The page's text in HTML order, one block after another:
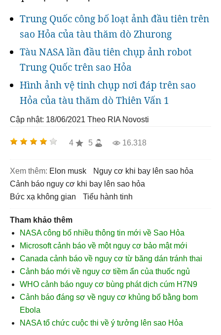
Trung Quốc công bố loạt ảnh đầu tiên trên
sao Hỏa của tàu thăm dò Zhurong
Tàu NASA lần đầu tiên chụp ảnh robot
Trung Quốc trên sao Hỏa
Hình ảnh vệ tinh chụp nơi đáp trên sao
Hỏa của tàu thăm dò Thiên Vấn 1
Cập nhật: 18/06/2021 Theo RIA Novosti
4 5 16.318
Xem thêm: elon musk
nguy cơ khi bay lên sao hỏa
cảnh báo nguy cơ khi bay lên sao hỏa
bức xạ không gian
tiểu hành tinh
Tham khảo thêm
NASA công bố nhiều thông tin mới về Sao Hỏa
Microsoft cảnh báo về một nguy cơ bảo mật mới
Canada cảnh báo về nguy cơ từ băng dán tránh thai
Cảnh báo mới về nguy cơ tiềm ẩn của thuốc ngủ
WHO cảnh báo nguy cơ bùng phát dịch cúm H7N9
Cảnh báo đáng sợ về nguy cơ khủng bố bằng bom
Ebola
NASA tổ chức cuộc thi về ý tưởng lên sao Hỏa